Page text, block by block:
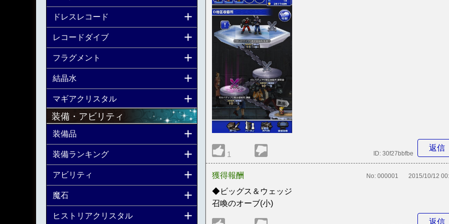
1
返信
ID: 30f27bbfbe
獲得報酬 No: 000001 2015/10/12
◆ビッグス＆ウェッジ
召喚のオーブ(小)
返信
ドレスレコード
レコードダイブ
フラグメント
結晶水
マギアクリスタル
装備・アビリティ
装備品
装備ランキング
アビリティ
魔石
ヒストリアクリスタル